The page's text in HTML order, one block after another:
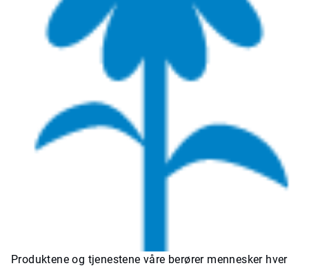
Produktene og tjenestene våre berører mennesker hver